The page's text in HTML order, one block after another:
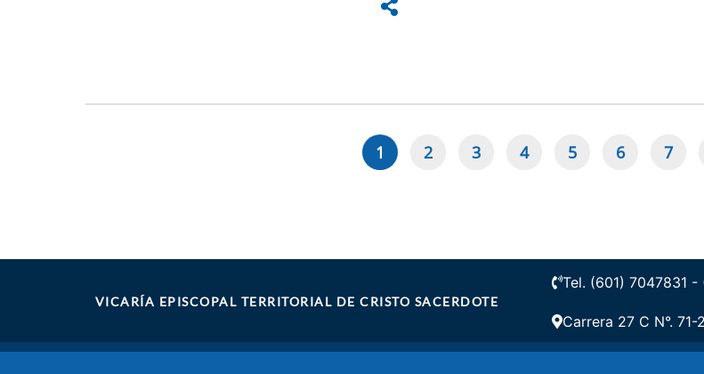
Página
1 Page
2 Page
3 Page
4 Page
5 Page
6 Page
7
VICARÍA EPISCOPAL TERRITORIAL DE CRISTO SACERDOTE
Tel. (601) 7047831 -
Carrera 27 C N°.